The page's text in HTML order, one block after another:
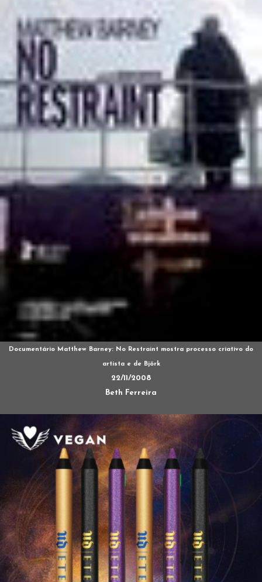
Documentário Matthew Barney: No Restraint mostra processo criativo do
artista e de Björk
22/11/2008
Beth Ferreira